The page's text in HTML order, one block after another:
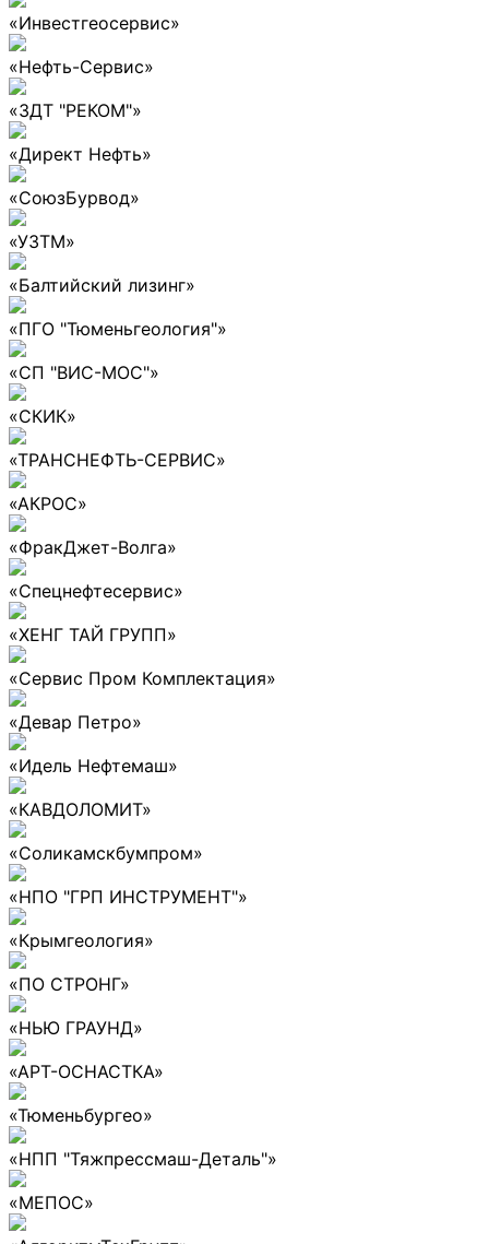
«Инвестгеосервис»
«Нефть-Сервис»
«ЗДТ "РЕКОМ"»
«Директ Нефть»
«СоюзБурвод»
«УЗТМ»
«Балтийский лизинг»
«ПГО "Тюменьгеология"»
«СП "ВИС-МОС"»
«СКИК»
«ТРАНСНЕФТЬ-СЕРВИС»
«АКРОС»
«ФракДжет-Волга»
«Спецнефтесервис»
«ХЕНГ ТАЙ ГРУПП»
«Сервис Пром Комплектация»
«Девар Петро»
«Идель Нефтемаш»
«КАВДОЛОМИТ»
«Соликамскбумпром»
«НПО "ГРП ИНСТРУМЕНТ"»
«Крымгеология»
«ПО СТРОНГ»
«НЬЮ ГРАУНД»
«АРТ-ОСНАСТКА»
«Тюменьбургео»
«НПП "Тяжпрессмаш-Деталь"»
«МЕПОС»